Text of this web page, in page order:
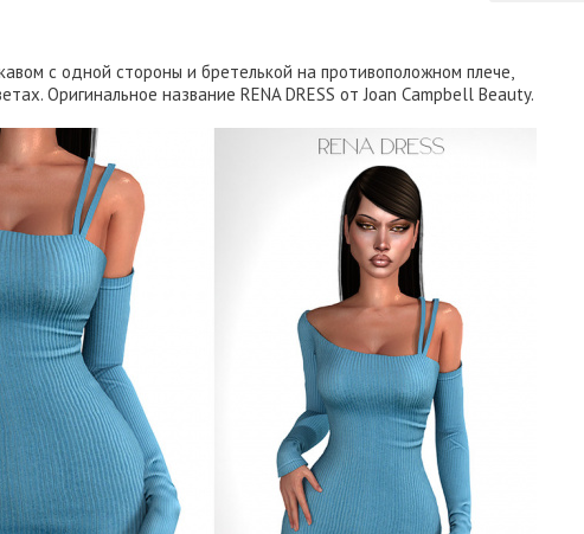
с одной стороны и бретелькой на противоположном плече,
Оригинальное название RENA DRESS от Joan Campbell Beauty.